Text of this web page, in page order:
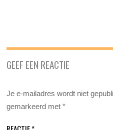
GEEF EEN REACTIE
Je e-mailadres wordt niet
gemarkeerd met*